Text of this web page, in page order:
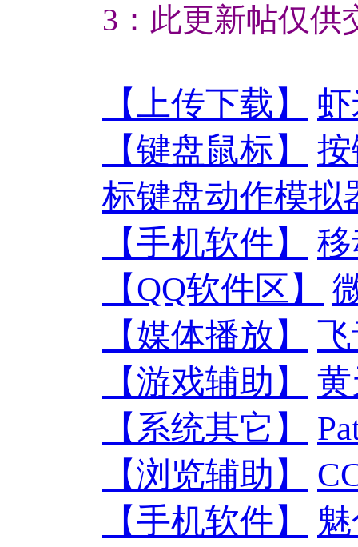
3：此更新帖仅供
【上传下载】
【键盘鼠标】
标键盘动作模拟
【手机软件】
【QQ软件区】
【媒体播放】
【游戏辅助】
【系统其它】
【浏览辅助】
【手机软件】